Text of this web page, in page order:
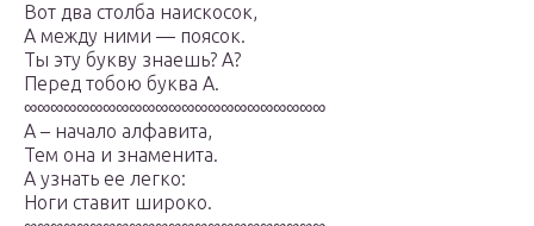
Вот два столба наискосок,
А между ними — поясок.
Ты эту букву знаешь? А?
Перед тобою буква А.
∞∞∞∞∞∞∞∞∞∞∞∞∞∞∞∞∞∞∞∞∞∞∞
А – начало алфавита,
Тем она и знаменита.
А узнать ее легко:
Ноги ставит широко.